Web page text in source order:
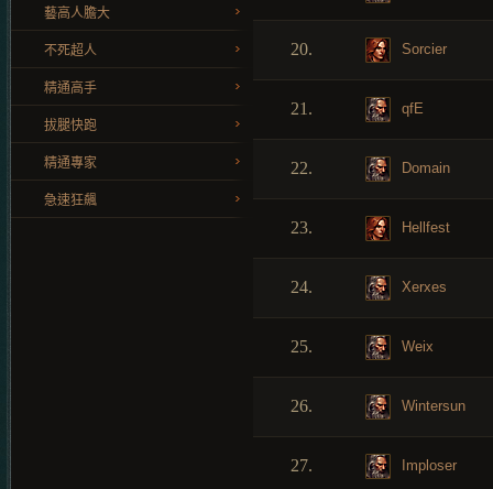
藝高人膽大
不死超人
精通高手
拔腿快跑
精通專家
急速狂飆
20. Sorcier
21. qfE
22. Domain
23. Hellfest
24. Xerxes
25. Weix
26. Wintersun
27. Imploser